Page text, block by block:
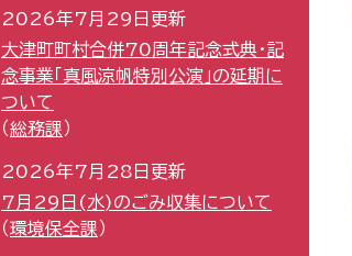
2026年7月29日更新
大津町町村合併70周年記念式典・記
念事業「真風涼帆特別公演」の延期に
ついて
総務課
2026年7月28日更新
7月29日(水)のごみ収集について
環境保全課